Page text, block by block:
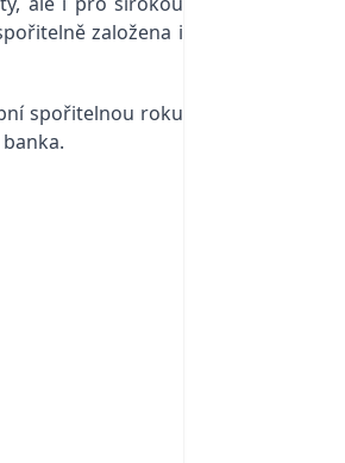
založena i
spořitelnou roku